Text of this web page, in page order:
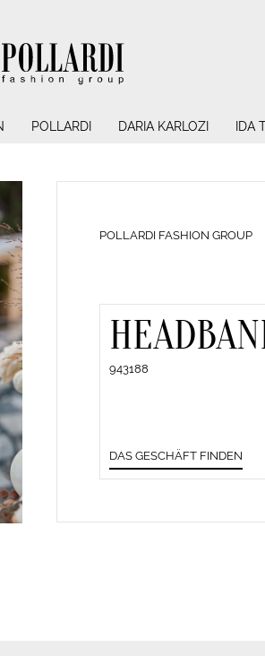
POLLARDI DARIA KARLOZI IDA
POLLARDI FASHION GROUP
943188
DAS GESCHÄFT FINDEN